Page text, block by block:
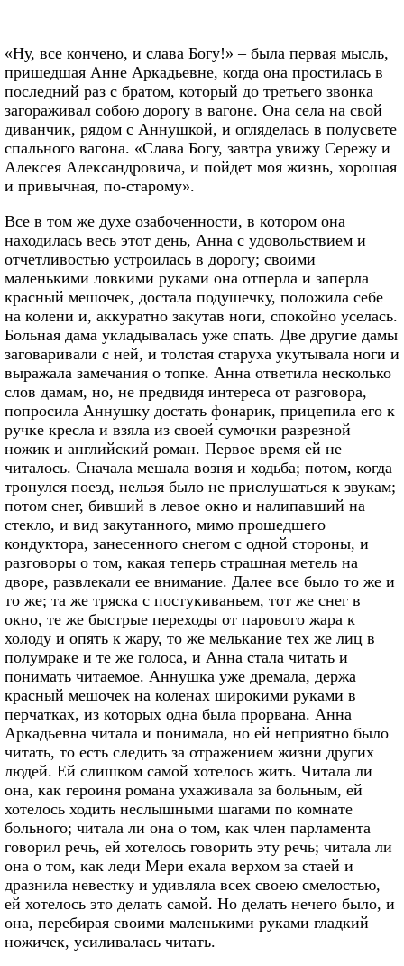
«Ну, все кончено, и слава Богу!» – была первая мысль,
пришедшая Анне Аркадьевне, когда она простилась в
последний раз с братом, который до третьего звонка
загораживал собою дорогу в вагоне. Она села на свой
диванчик, рядом с Аннушкой, и огляделась в полусвете
спального вагона. «Слава Богу, завтра увижу Сережу и
Алексея Александровича, и пойдет моя жизнь, хорошая
и привычная, по-старому».
Все в том же духе озабоченности, в котором она
находилась весь этот день, Анна с удовольствием и
отчетливостью устроилась в дорогу; своими
маленькими ловкими руками она отперла и заперла
красный мешочек, достала подушечку, положила себе
на колени и, аккуратно закутав ноги, спокойно уселась.
Больная дама укладывалась уже спать. Две другие дамы
заговаривали с ней, и толстая старуха укутывала ноги и
выражала замечания о топке. Анна ответила несколько
слов дамам, но, не предвидя интереса от разговора,
попросила Аннушку достать фонарик, прицепила его к
ручке кресла и взяла из своей сумочки разрезной
ножик и английский роман. Первое время ей не
читалось. Сначала мешала возня и ходьба; потом, когда
тронулся поезд, нельзя было не прислушаться к звукам;
потом снег, бивший в левое окно и налипавший на
стекло, и вид закутанного, мимо прошедшего
кондуктора, занесенного снегом с одной стороны, и
разговоры о том, какая теперь страшная метель на
дворе, развлекали ее внимание. Далее все было то же и
то же; та же тряска с постукиваньем, тот же снег в
окно, те же быстрые переходы от парового жара к
холоду и опять к жару, то же мелькание тех же лиц в
полумраке и те же голоса, и Анна стала читать и
понимать читаемое. Аннушка уже дремала, держа
красный мешочек на коленах широкими руками в
перчатках, из которых одна была прорвана. Анна
Аркадьевна читала и понимала, но ей неприятно было
читать, то есть следить за отражением жизни других
людей. Ей слишком самой хотелось жить. Читала ли
она, как героиня романа ухаживала за больным, ей
хотелось ходить неслышными шагами по комнате
больного; читала ли она о том, как член парламента
говорил речь, ей хотелось говорить эту речь; читала ли
она о том, как леди Мери ехала верхом за стаей и
дразнила невестку и удивляла всех своею смелостью,
ей хотелось это делать самой. Но делать нечего было, и
она, перебирая своими маленькими руками гладкий
ножичек, усиливалась читать.